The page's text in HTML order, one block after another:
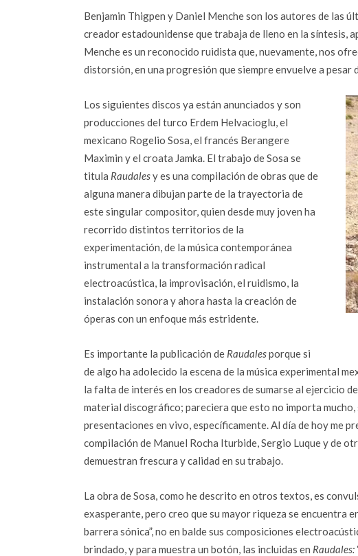
Benjamin Thigpen y Daniel Menche son los autores de las
creador estadounidense que trabaja de lleno en la síntesis,
Menche es un reconocido ruidista que, nuevamente, nos
distorsión, en una progresión que siempre envuelve a pesar
Los siguientes discos ya están anunciados y son
producciones del turco Erdem Helvacioglu, el
mexicano Rogelio Sosa, el francés Berangere
Maximin y el croata Jamka. El trabajo de Sosa se
titula Raudalesy es una compilación de obras que de
alguna manera dibujan parte de la trayectoria de
este singular compositor, quien desde muy joven ha
recorrido distintos territorios de la
experimentación, de la música contemporánea
instrumental a la transformación radical
electroacústica, la improvisación, el ruidismo, la
instalación sonora y ahora hasta la creación de
óperas con un enfoque más estridente.
Es importante la publicación de Raudalesporque si
de algo ha adolecido la escena de la música experimental
la falta de interés en los creadores de sumarse al ejercicio
material discográfico; pareciera que esto no importa
presentaciones en vivo, específicamente. Al día de hoy me
compilación de Manuel Rocha Iturbide, Sergio Luque y de
demuestran frescura y calidad en su trabajo.
La obra de Sosa, como he descrito en otros textos, es
exasperante, pero creo que su mayor riqueza se encuentra
barrera sónica”, no en balde sus composiciones
brindado, y para muestra un botón, las incluidas en Raudales: